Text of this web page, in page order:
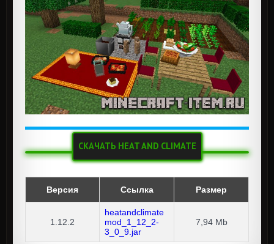
СКАЧАТЬ HEAT AND CLIMATE
Версия Ссылка Размер
1.12.2
heatandclimate
mod_1_12_2-
3_0_9.jar
7,94 Mb